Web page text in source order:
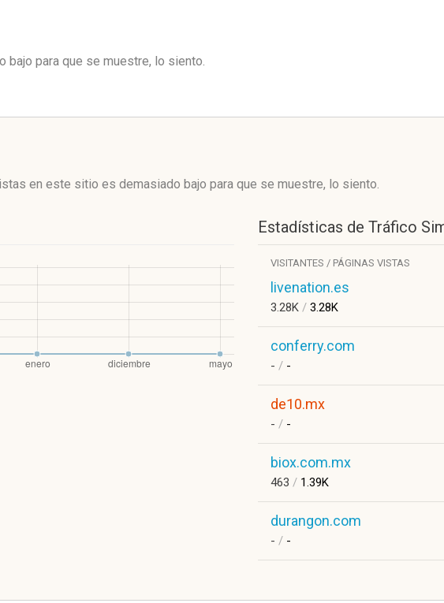
para que se muestre, lo siento.
en este sitio es demasiado bajo para que se muestre, lo siento.
Estadísticas de Tráfico
VISITANTES / PÁGINAS VISTAS
livenation.es
3.28K / 3.28K
conferry.com
- / -
de10.mx
- / -
biox.com.mx
463 / 1.39K
durangon.com
- / -